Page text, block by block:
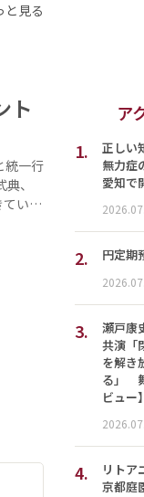
と見る
ト
統一行
、
てい…
ア
1.
正しい
無力症
愛知で
2. 円定期
3.
瀬戸康
共演「
を解き
る」
ビュー】
4.
リト
京都庭